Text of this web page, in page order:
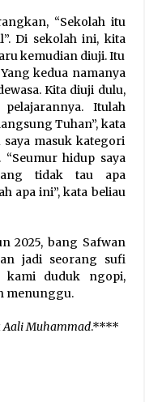
Ayat: Memahami
dalam Dinamika
“Sekolah itu
Di sekolah ini, kita
kemudian diuji. Itu
kedua namanya
Kita diuji dulu,
Itulah
Tuhan”, kata
saya masuk kategori
“Seumur hidup saya
tidak tau apa
apa ini”, kata beliau
2025, bang Safwan
jadi seorang sufi
kami duduk ngopi,
menunggu.
Aali Muhammad.****